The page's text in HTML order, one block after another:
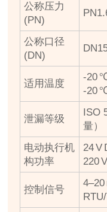
公称压力
(PN)
公称口径
(DN)
适用温度
-20
-20
泄漏等级
ISO
量）
电动执行机
构功率
24 V
220
控制信号